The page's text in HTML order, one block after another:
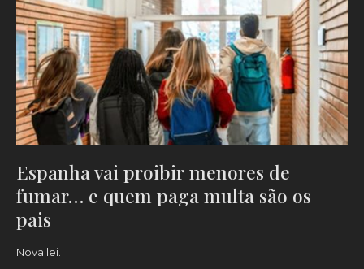
Espanha vai proibir menores de
fumar… e quem paga multa são os
pais
Nova lei.